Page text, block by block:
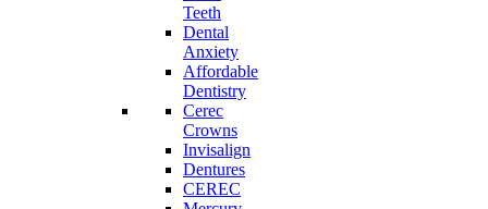
Teeth
Dental
Anxiety
Affordable
Dentistry
Cerec
Crowns
Invisalign
Dentures
CEREC